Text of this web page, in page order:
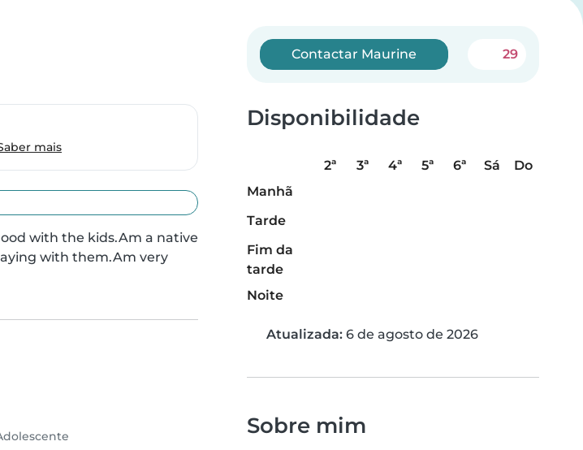
mais
with the kids.Am a native
with them.Am very
Contactar Maurine 29
Disponibilidade
2ª 3ª 4ª 5ª 6ª Sá
Do
Manhã
Tarde
Fim da
tarde
Noite
Atualizada: 6 de agosto de 2026
Sobre mim